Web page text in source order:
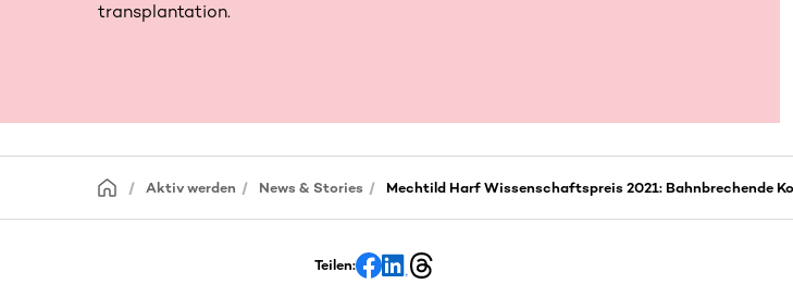
transplantation.
Aktiv werden News & Stories Mechtild Harf Wissenschaftspreis 2021: Bahnbrechende
Teilen: